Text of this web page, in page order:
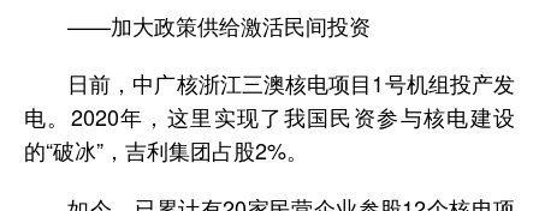
——加大政策供给激活民间投资
日前，中广核浙江三澳核电项目1号机组投产发
电。2020年，这里实现了我国民资参与核电建设
的“破冰”，吉利集团占股2%。